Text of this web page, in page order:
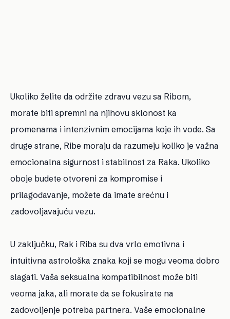
Ukoliko želite da održite zdravu vezu sa Ribom,
morate biti spremni na njihovu sklonost ka
promenama i intenzivnim emocijama koje ih vode. Sa
druge strane, Ribe moraju da razumeju koliko je važna
emocionalna sigurnost i stabilnost za Raka. Ukoliko
oboje budete otvoreni za kompromise i
prilagođavanje, možete da imate srećnu i
zadovoljavajuću vezu.
U zaključku, Rak i Riba su dva vrlo emotivna i
intuitivna astrološka znaka koji se mogu veoma dobro
slagati. Vaša seksualna kompatibilnost može biti
veoma jaka, ali morate da se fokusirate na
zadovoljenje potreba partnera. Vaše emocionalne